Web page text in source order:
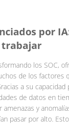
por
los SOC,
de los factores
a su capacidad
de datos en
y
pasar por alto.